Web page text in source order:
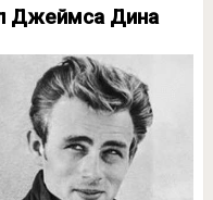
Джеймса Дина